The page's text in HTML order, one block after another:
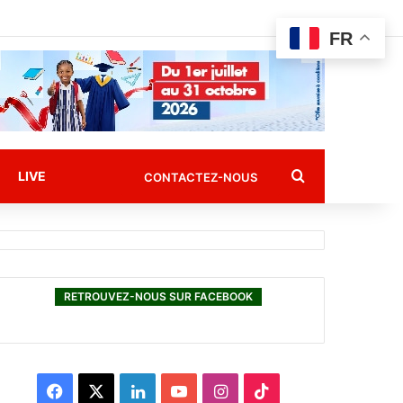
LIVE CONTACTEZ-NOUS Rechercher
RETROUVEZ-NOUS SUR FACEBOOK
L
I
FR